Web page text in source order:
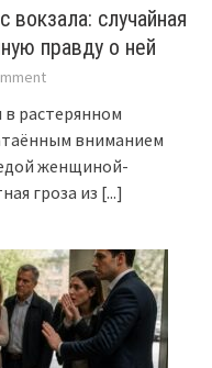
случайная
правду о ней
в растерянном
вниманием
женщиной-
гроза из [...]